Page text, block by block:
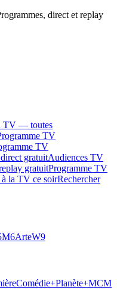
direct et replay
TV — toutes
TV
TV
gratuitAudiences TV
gratuitProgramme TV
la TV ce soirRechercher
M6ArteW9
Comédie+Planète+MCM